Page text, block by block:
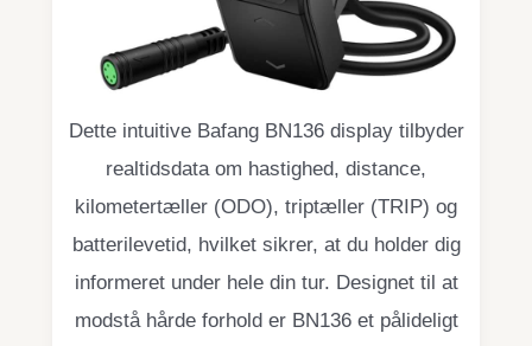
Dette intuitive Bafang BN136 display tilbyder
realtidsdata om hastighed, distance,
kilometertæller (ODO), triptæller (TRIP) og
batterilevetid, hvilket sikrer, at du holder dig
informeret under hele din tur. Designet til at
modstå hårde forhold er BN136 et pålideligt